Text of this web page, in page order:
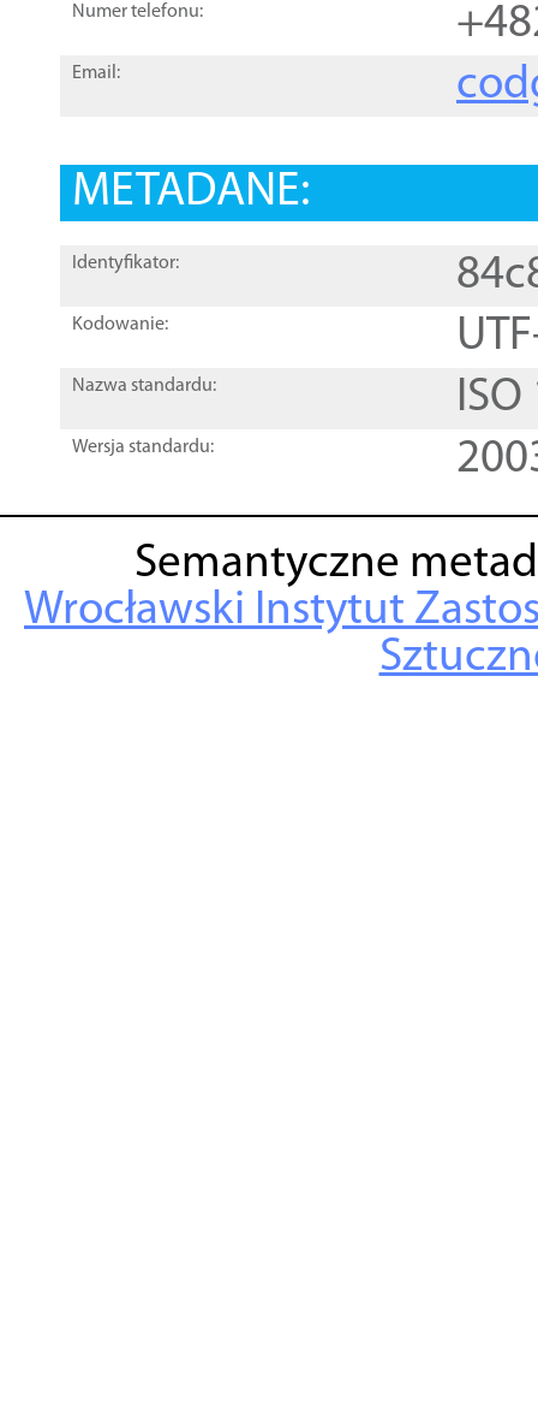
Numer telefonu:
Email:
METADANE:
Identyfikator:
Kodowanie:
Nazwa standardu:
Wersja standardu:
Semantyczne
Wrocławski Instytut